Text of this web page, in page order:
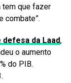
que fazer
combate”.
da Laad,
o aumento
do PIB.